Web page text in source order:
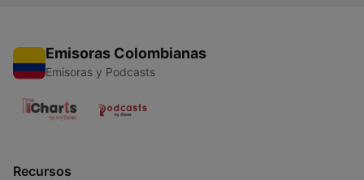
Emisoras Colombianas
Emisoras y Podcasts
Recursos